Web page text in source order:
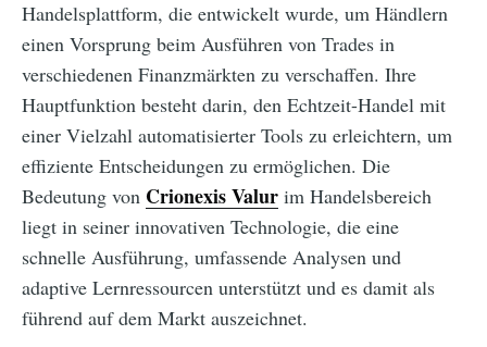
Handelsplattform, die entwickelt wurde, um Händlern
einen Vorsprung beim Ausführen von Trades in
verschiedenen Finanzmärkten zu verschaffen. Ihre
Hauptfunktion besteht darin, den Echtzeit-Handel mit
einer Vielzahl automatisierter Tools zu erleichtern, um
effiziente Entscheidungen zu ermöglichen. Die
Bedeutung von Crionexis Valur im Handelsbereich
liegt in seiner innovativen Technologie, die eine
schnelle Ausführung, umfassende Analysen und
adaptive Lernressourcen unterstützt und es damit als
führend auf dem Markt auszeichnet.